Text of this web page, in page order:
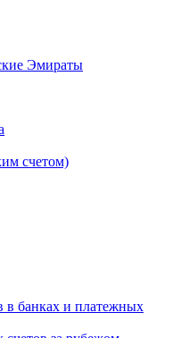
Эмираты
счетом)
в банках и платежных